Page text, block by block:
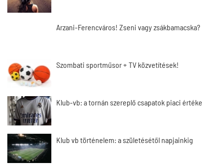
Arzani-Ferencváros! Zseni vagy zsákbamacska?
Szombati sportműsor + TV közvetítések!
Klub-vb: a tornán szereplő csapatok piaci értéke
Klub vb történelem: a születésétől napjainkig